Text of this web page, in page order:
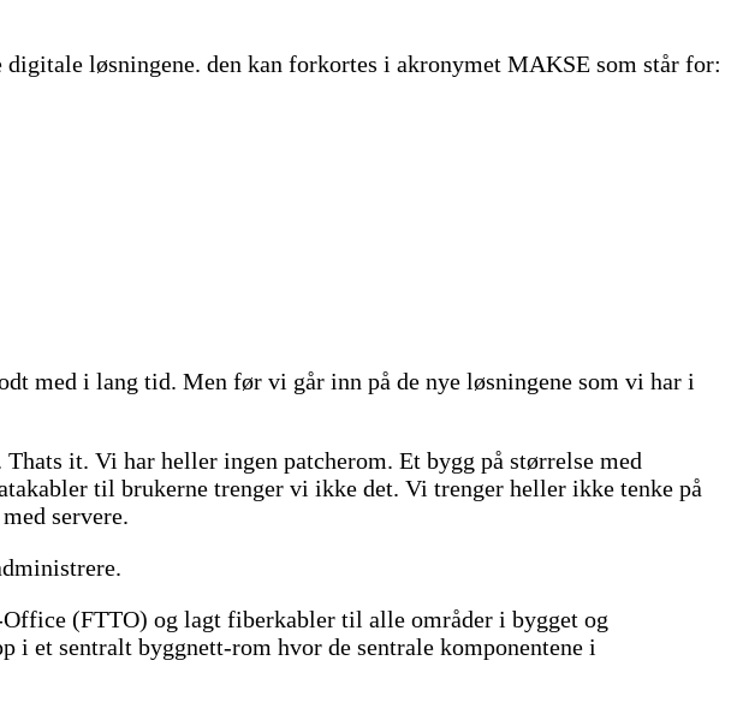
løsningene. den kan forkortes i akronymet MAKSE som står for:
med i lang tid. Men før vi går inn på de nye løsningene som vi har i
it. Vi har heller ingen patcherom. Et bygg på størrelse med
til brukerne trenger vi ikke det. Vi trenger heller ikke tenke på
servere.
(FTTO) og lagt fiberkabler til alle områder i bygget og
i et sentralt byggnett-rom hvor de sentrale komponentene i